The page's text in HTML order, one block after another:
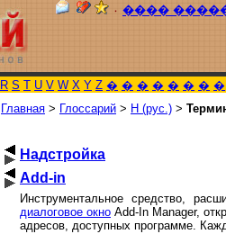
٠ ����
R S T U V W X Y Z � � � � � � � �
Главная > Глоссарий > Н (рус.) >
Надстройка
Add-in
Инструментальное средство,
диалоговое окно Add-In Manager,
адресов, доступных программе.